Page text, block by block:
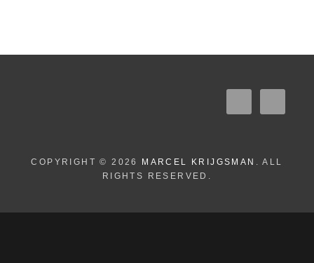
COPYRIGHT © 2026 MARCEL KRIJGSMAN . ALL
RIGHTS RESERVED.